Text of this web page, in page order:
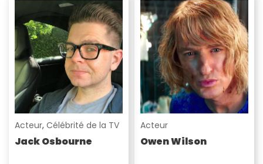
Acteur, Célébrité de la TV
Jack Osbourne
Acteur
Owen Wilson